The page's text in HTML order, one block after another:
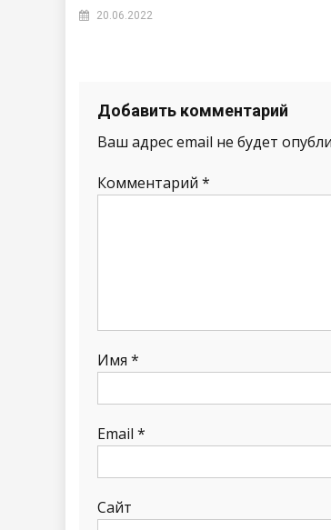
20.06.2022
Добавить комментарий
Ваш адрес email не будет
Комментарий *
Имя *
Email *
Сайт